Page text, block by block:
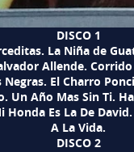
DISCO 1
La Niña de
Allende.
Negras. El Charro
Un Año Mas Sin Ti.
Honda Es La De
A La Vida.
DISCO 2